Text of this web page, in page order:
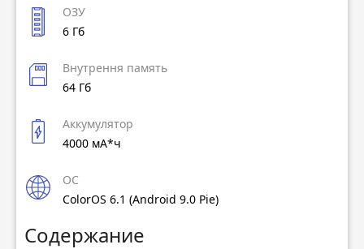
ОЗУ
6 Гб
Внутрення память
64 Гб
Аккумулятор
4000 мА*ч
ОС
ColorOS 6.1 (Android 9.0 Pie)
Содержание